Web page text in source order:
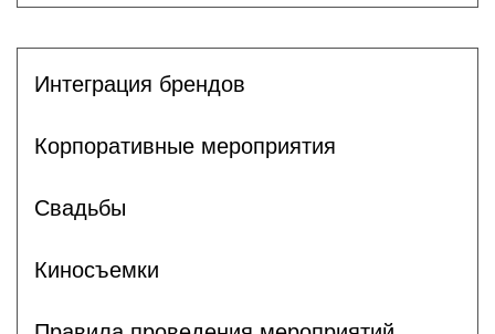
Интеграция брендов
Корпоративные мероприятия
Свадьбы
Киносъемки